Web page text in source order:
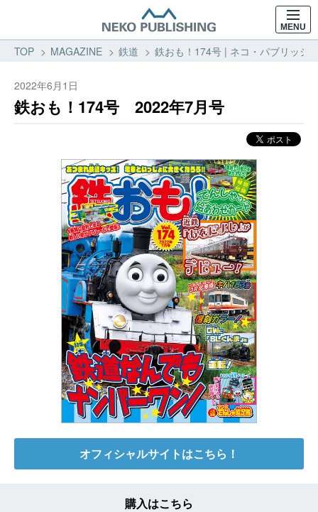
MENU
TOP MAGAZINE 鉄道 鉄おも！174号 | ネコ・パブリッシ
2022年6月1日
鉄おも！174号 2022年7月号
オフィシャルサイトはこちら！
購入はこちら